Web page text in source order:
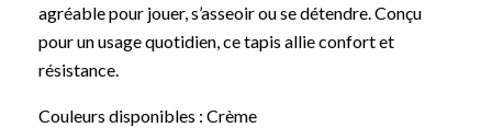
agréable pour jouer, s’asseoir ou se détendre. Conçu
pour un usage quotidien, ce tapis allie confort et
résistance.
Couleurs disponibles : Crème